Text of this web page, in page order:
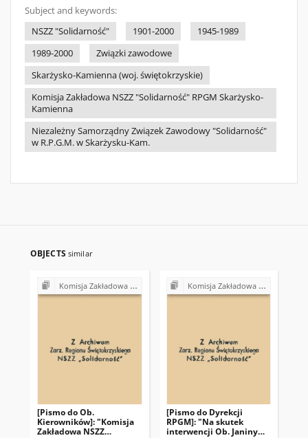
Subject and keywords:
NSZZ "Solidarność"
1901-2000
1945-1989
1989-2000
Związki zawodowe
Skarżysko-Kamienna (woj. świętokrzyskie)
Komisja Zakładowa NSZZ "Solidarność" RPGM Skarżysko-
Kamienna
Niezależny Samorządny Związek Zawodowy "Solidarność"
w R.P.G.M. w Skarżysku-Kam.
OBJECTS similar
Komisja Zakładowa NSZZ "Solidarność" przy Rejonowym Przedsiębiorstwie Gospodarki Mieszkaniowej w Skarżysku-Kamiennej
[Pismo do Ob.
Kierowników]: "Komisja
Zakładowa NSZZ
Komisja Zakładowa NSZZ "Solidarność" przy Rejonowym Przedsiębiorstwie Gospodarki Mieszkaniowej w Skarżysku-Kamiennej
[Pismo do Dyrekcji
RPGM]: "Na skutek
interwencji Ob. Janiny